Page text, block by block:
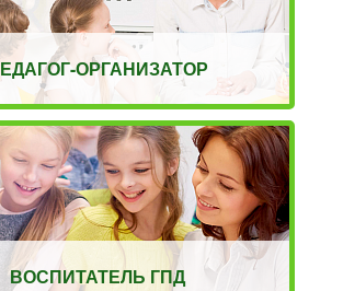
ОРГАНИЗАТОР
ВОСПИТАТЕЛЬ ГПД